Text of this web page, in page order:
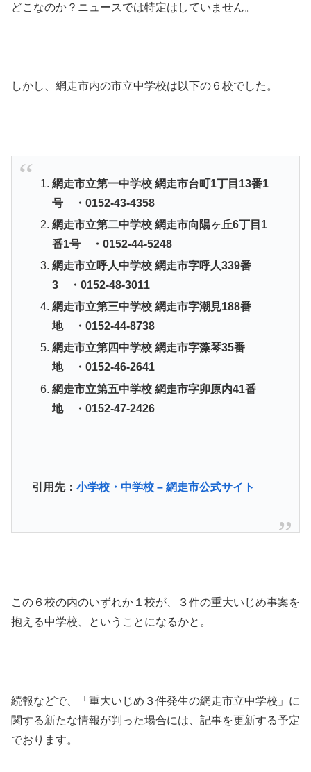
どこなのか？ニュースでは特定はしていません。
しかし、網走市内の市立中学校は以下の６校でした。
網走市立第一中学校 網走市台町1丁目13番1
号 ・0152-43-4358
網走市立第二中学校 網走市向陽ヶ丘6丁目1
番1号 ・0152-44-5248
網走市立呼人中学校 網走市字呼人339番
3 ・0152-48-3011
網走市立第三中学校 網走市字潮見188番
地 ・0152-44-8738
網走市立第四中学校 網走市字藻琴35番
地 ・0152-46-2641
網走市立第五中学校 網走市字卯原内41番
地 ・0152-47-2426
引用先： 小学校・中学校 – 網走市公式サイト
この６校の内のいずれか１校が、３件の重大いじめ事案を
抱える中学校、ということになるかと。
続報などで、「重大いじめ３件発生の網走市立中学校」に
関する新たな情報が判った場合には、記事を更新する予定
でおります。